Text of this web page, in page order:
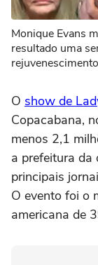
Monique Evans
resultado uma
O show de
Copacabana,
menos 2,1
a prefeitura da
principais
O evento foi o
americana de